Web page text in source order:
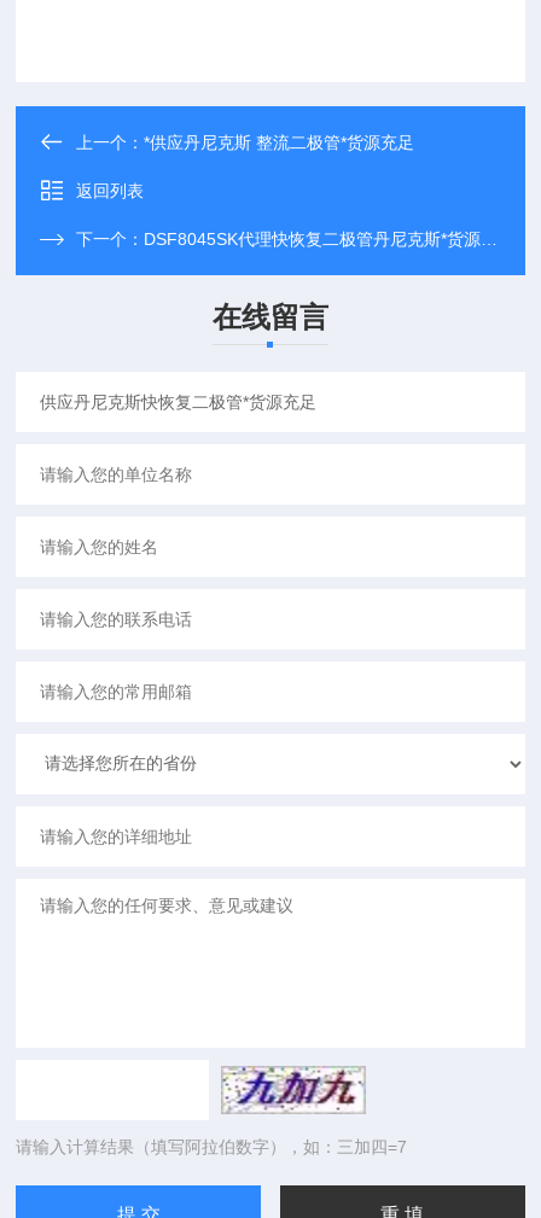
上一个：*供应丹尼克斯 整流二极管*货源充足
返回列表
下一个： DSF8045SK代理快恢复二极管丹尼克斯*货源充足
在线留言
请输入计算结果（填写阿拉伯数字），如：三加四=7